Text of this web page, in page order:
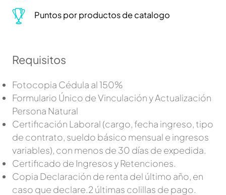
Puntos por productos de catalogo
Requisitos
Fotocopia Cédula al 150%
Formulario Único de Vinculación y Actualización
Persona Natural
Certificación Laboral (cargo, fecha ingreso, tipo
de contrato, sueldo básico mensual e ingresos
variables), con menos de 30 días de expedida.
Certificado de Ingresos y Retenciones.
Copia Declaración de renta del último año, en
caso que declare.2 últimas colillas de pago.